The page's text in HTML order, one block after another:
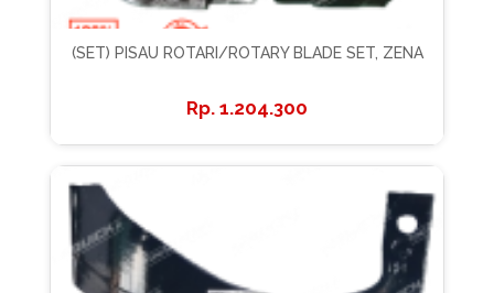
(SET) PISAU ROTARI/ROTARY BLADE SET, ZENA
1.204.300